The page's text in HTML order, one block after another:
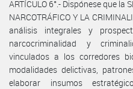
ARTÍCULO 6°.- Dispónese que la
NARCOTRÁFICO Y LA
análisis integrales y
narcocriminalidad y
vinculados a los corredores
modalidades delictivas,
elaborar insumos